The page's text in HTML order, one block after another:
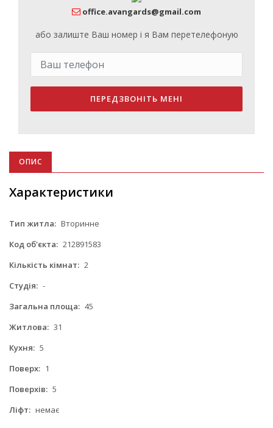
office.avangards@gmail.com
або залиште Ваш номер і я Вам перетелефоную
ПЕРЕДЗВОНІТЬ МЕНІ
ОПИС
Характеристики
Тип житла: Вторинне
Код об'єкта: 212891583
Кількість кімнат: 2
Студія: -
Загальна площа: 45
Житлова: 31
Кухня: 5
Поверх: 1
Поверхів: 5
Ліфт: немає